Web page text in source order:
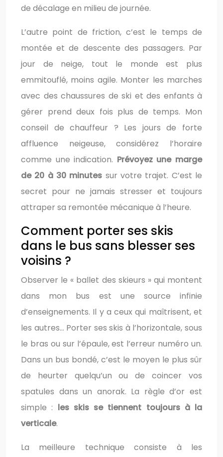
de décalage en milieu de journée.
L’autre point de friction, c’est le temps de
montée et de descente des passagers. Par
jour de neige, tout le monde est plus
emmitouflé, moins agile. Monter les marches
avec des chaussures de ski et des enfants à
gérer prend deux fois plus de temps. Mon
conseil de chauffeur ? Les jours de forte
affluence neigeuse, considérez l’horaire
comme une indication. Prévoyez une marge
de 20 à 30 minutes sur votre trajet. C’est le
secret pour ne jamais stresser et toujours
attraper sa remontée mécanique à l’heure.
Comment porter ses skis
dans le bus sans blesser ses
voisins ?
Observer le « ballet des skieurs » qui montent
dans mon bus est une source infinie
d’enseignements. Il y a ceux qui maîtrisent, et
les autres… Porter ses skis à l’horizontale, sous
le bras ou sur l’épaule, est l’erreur numéro un.
Dans un bus bondé, c’est le moyen le plus sûr
de heurter quelqu’un ou de coincer vos
spatules dans un anorak. La règle d’or est
simple : les skis se tiennent toujours à la
verticale.
La meilleure technique consiste à les